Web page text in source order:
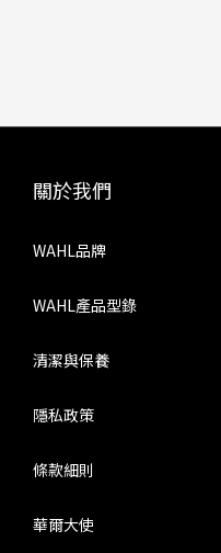
關於我們
WAHL品牌
WAHL產品型錄
清潔與保養
隱私政策
條款細則
華爾大使